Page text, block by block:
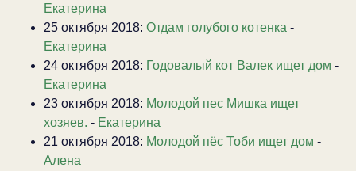
Екатерина
25 октября 2018: Отдам голубого котенка -
Екатерина
24 октября 2018: Годовалый кот Валек ищет дом -
Екатерина
23 октября 2018: Молодой пес Мишка ищет
хозяев. - Екатерина
21 октября 2018: Молодой пёс Тоби ищет дом -
Алена